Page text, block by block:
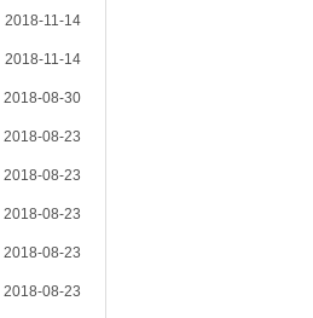
2018-11-14
2018-11-14
2018-08-30
2018-08-23
2018-08-23
2018-08-23
2018-08-23
2018-08-23